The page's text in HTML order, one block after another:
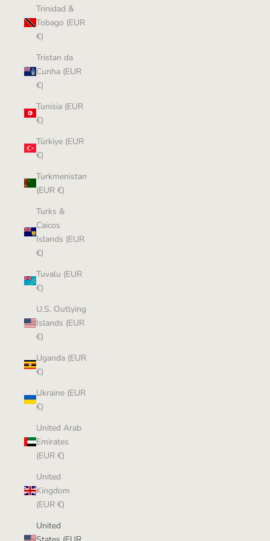
Trinidad &
Tobago (EUR
€)
Tristan da
Cunha (EUR
€)
Tunisia (EUR
€)
Türkiye (EUR
€)
Turkmenistan
(EUR €)
Turks &
Caicos
Islands (EUR
€)
Tuvalu (EUR
€)
U.S. Outlying
Islands (EUR
€)
Uganda (EUR
€)
Ukraine (EUR
€)
United Arab
Emirates
(EUR €)
United
Kingdom
(EUR €)
United